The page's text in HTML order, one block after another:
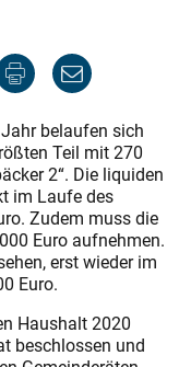
belaufen sich
Teil mit 270
2“. Die liquiden
im Laufe des
Zudem muss die
Euro aufnehmen.
erst wieder im
Euro.
Haushalt 2020
beschlossen und